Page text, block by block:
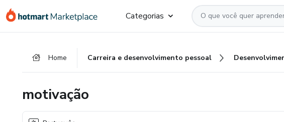
para
para
para
Categorias
Home Carreira e desenvolvimento pessoal
motivação